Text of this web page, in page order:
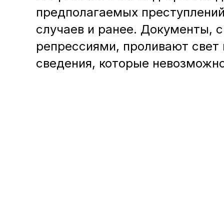
предполагаемых
случаев и ранее. Документы,
репрессиями, проливают
сведения, которые